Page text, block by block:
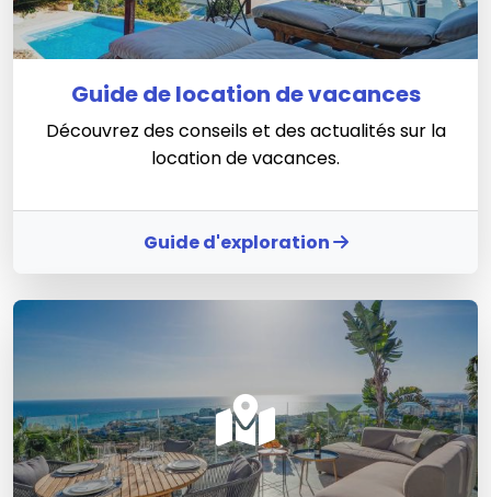
Guide de location de vacances
Découvrez des conseils et des actualités sur la
location de vacances.
Guide d'exploration